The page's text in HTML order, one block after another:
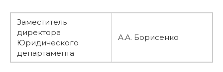
Заместитель
директора
Юридического
департамента
А.А. Борисенко